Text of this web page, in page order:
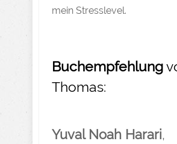
mein Stresslevel.
Buchempfehlung
Thomas:
Yuval Noah Harari,